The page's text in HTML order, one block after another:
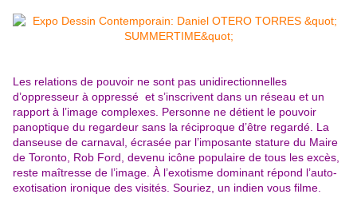
Les relations de pouvoir ne sont pas unidirectionnelles
d’oppresseur à oppressé et s’inscrivent dans un réseau et un
rapport à l’image complexes. Personne ne détient le pouvoir
panoptique du regardeur sans la réciproque d’être regardé. La
danseuse de carnaval, écrasée par l’imposante stature du Maire
de Toronto, Rob Ford, devenu icône populaire de tous les excès,
reste maîtresse de l’image. À l’exotisme dominant répond l’auto-
exotisation ironique des visités. Souriez, un indien vous filme.